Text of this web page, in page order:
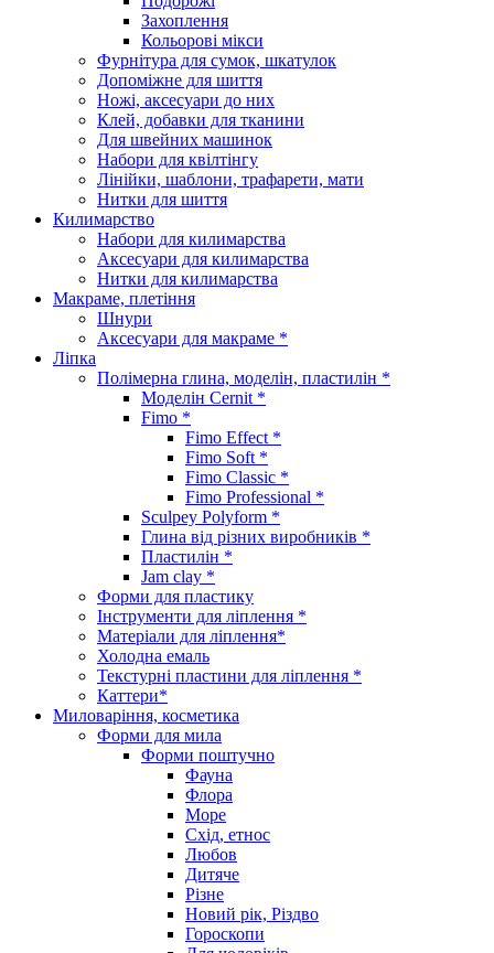
Захоплення
Кольорові мікси
Фурнітура для сумок, шкатулок
Допоміжне для шиття
Ножі, аксесуари до них
Клей, добавки для тканини
Для швейних машинок
Набори для квілтінгу
Лінійки, шаблони, трафарети, мати
Нитки для шиття
Килимарство
Набори для килимарства
Аксесуари для килимарства
Нитки для килимарства
Макраме, плетіння
Шнури
Аксесуари для макраме *
Ліпка
Полімерна глина, моделін, пластилін *
Моделін Cernit *
Fimo *
Fimo Effect *
Fimo Soft *
Fimo Classic *
Fimo Professional *
Sculpey Polyform *
Глина від різних виробників *
Пластилін *
Jam clay *
Форми для пластику
Інструменти для ліплення *
Матеріали для ліплення*
Холодна емаль
Текстурні пластини для ліплення *
Каттери*
Миловаріння, косметика
Форми для мила
Форми поштучно
Фауна
Флора
Море
Схід, етнос
Любов
Дитяче
Різне
Новий рік, Різдво
Гороскопи